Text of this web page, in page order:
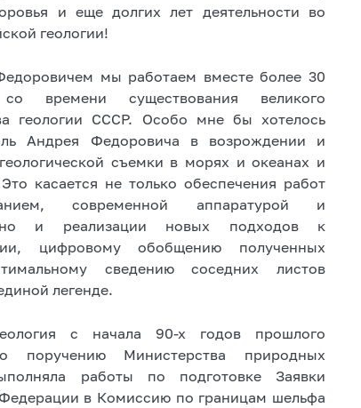
и еще долгих лет деятельности во
геологии!
мы работаем вместе более 30
времени существования великого
геологии СССР. Особо мне бы хотелось
Андрея Федоровича в возрождении и
съемки в морях и океанах и
касается не только обеспечения работ
современной аппаратурой и
но и реализации новых подходов к
цифровому обобщению полученных
сведению соседних листов
легенде.
с начала 90-х годов прошлого
поручению Министерства природных
работы по подготовке Заявки
в Комиссию по границам шельфа